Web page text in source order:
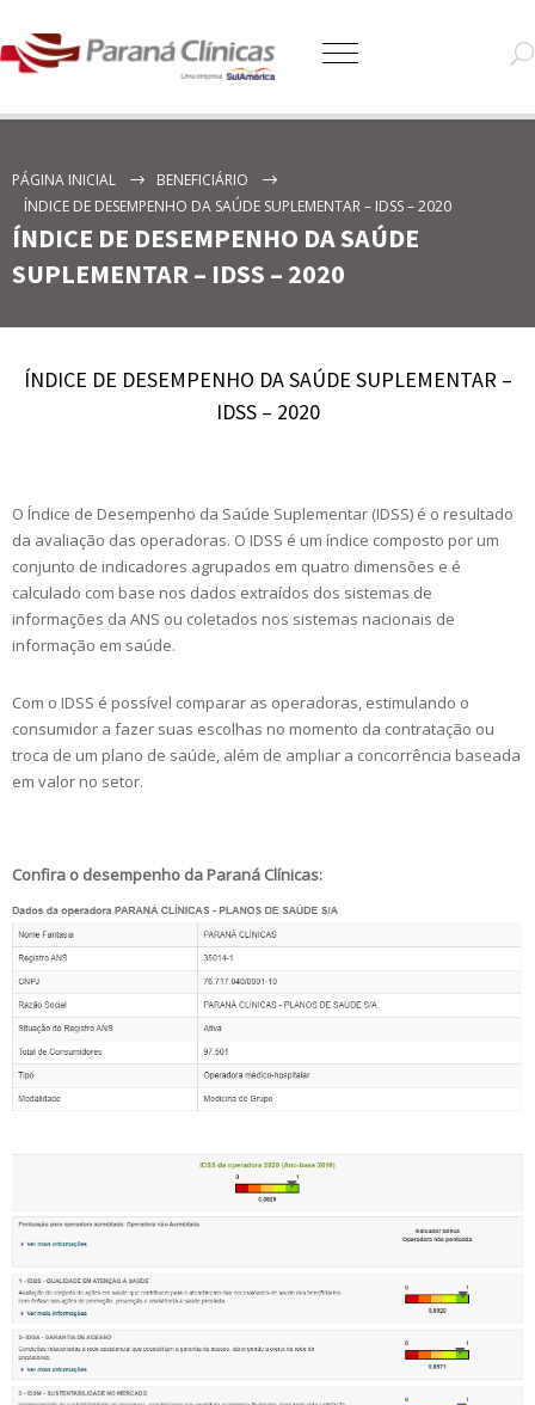
PÁGINA INICIAL
BENEFICIÁRIO
ÍNDICE DE DESEMPENHO DA SAÚDE SUPLEMENTAR – IDSS – 2020
ÍNDICE DE DESEMPENHO DA SAÚDE
SUPLEMENTAR – IDSS – 2020
ÍNDICE DE DESEMPENHO DA SAÚDE SUPLEMENTAR –
IDSS – 2020
O Índice de Desempenho da Saúde Suplementar (IDSS) é o resultado
da avaliação das operadoras. O IDSS é um índice composto por um
conjunto de indicadores agrupados em quatro dimensões e é
calculado com base nos dados extraídos dos sistemas de
informações da ANS ou coletados nos sistemas nacionais de
informação em saúde.
Com o IDSS é possível comparar as operadoras, estimulando o
consumidor a fazer suas escolhas no momento da contratação ou
troca de um plano de saúde, além de ampliar a concorrência baseada
em valor no setor.
Confira o desempenho da Paraná Clínicas: